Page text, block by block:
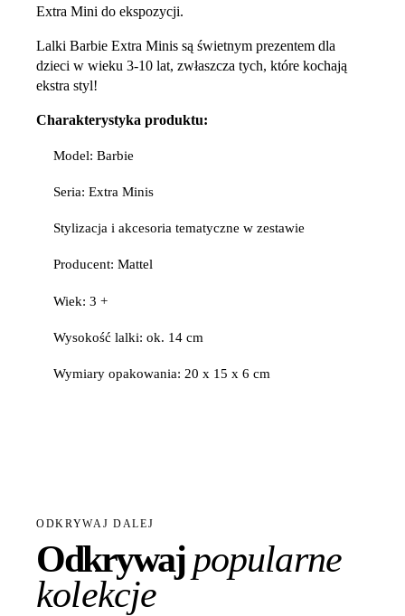
Extra Mini do ekspozycji.
Lalki Barbie Extra Minis są świetnym prezentem dla
dzieci w wieku 3-10 lat, zwłaszcza tych, które kochają
ekstra styl!
Charakterystyka produktu:
Model: Barbie
Seria: Extra Minis
Stylizacja i akcesoria tematyczne w zestawie
Producent: Mattel
Wiek: 3 +
Wysokość lalki: ok. 14 cm
Wymiary opakowania: 20 x 15 x 6 cm
ODKRYWAJ DALEJ
Odkrywajpopularne
kolekcje